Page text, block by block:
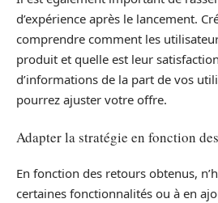
d’expérience après le lancement.
comprendre comment les
produit et quelle est leur
d’informations de la part de vos
pourrez ajuster votre offre.
Adapter la stratégie en fonction
En fonction des retours obtenus,
certaines fonctionnalités ou à en